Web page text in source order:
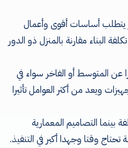
يتطلب أساسات أقوى وأعمال
البناء مقارنة بالمنزل ذو الدور
عن المتوسط أو الفاخر سواء في
ويعد من أكثر العوامل تأثيرا
بينما التصاميم المعمارية
وقتا وجهدا أكبر في التنفيذ.